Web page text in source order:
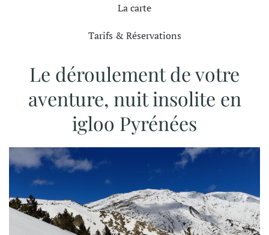
La carte
Tarifs & Réservations
Le déroulement de votre
aventure, nuit insolite en
igloo Pyrénées